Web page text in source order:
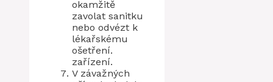
okamžitě
zavolat sanitku
nebo odvézt k
lékařskému
ošetření.
zařízení.
V závažných